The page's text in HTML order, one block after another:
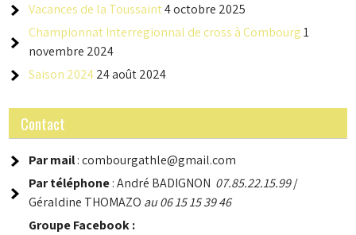
Vacances de la Toussaint4 octobre 2025
Championnat Interregionnal de cross à Combourg 1
novembre 2024
Saison 202424 août 2024
Contact
Par mail: combourgathle@gmail.com
Par téléphone: André BADIGNON 07.85.22.15.99/
Géraldine THOMAZO au 06 15 15 39 46
GroupeFacebook :